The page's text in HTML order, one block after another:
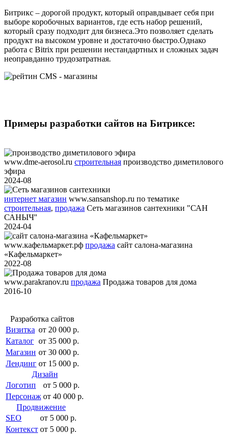
Битрикс – дорогой продукт, который оправдывает себя при
выборе коробочных вариантов, где есть набор решений,
который сразу подходит для бизнеса.Это позволяет сделать
продукт на высоком уровне и достаточно быстро.Однако
работа с Bitrix при решении нестандартных и сложных задач
неоправданно трудозатратная.
Примеры разработки сайтов на Битриксе:
www.dme-aerosol.ru строительная производство диметилового
эфира
2024-08
интернет магазин www.sansanshop.ru по тематике
строительная, продажа Сеть магазинов сантехники "САН
САНЫЧ"
2024-04
www.кафельмаркет.рф продажа сайт салона-магазина
«Кафельмаркет»
2022-08
www.parakranov.ru продажа Продажа товаров для дома
2016-10
Разработка сайтов
Визитка от 20 000 р.
Каталог от 35 000 р.
Магазин от 30 000 р.
Лендинг от 15 000 р.
Дизайн
Логотип
от 5 000 р.
Персонаж от 40 000 р.
Продвижение
SEO
от 5 000 р.
Контекст от 5 000 р.